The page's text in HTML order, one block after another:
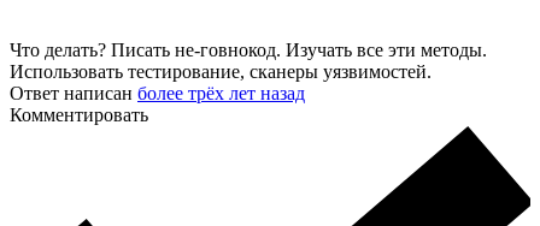
Что делать? Писать не-говнокод. Изучать все эти методы.
Использовать тестирование, сканеры уязвимостей.
Ответ написан более трёх лет назад
Комментировать